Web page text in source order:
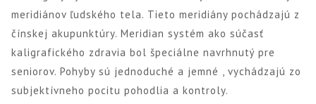
meridiánov ľudského tela. Tieto meridiány pochádzajú z
čínskej akupunktúry. Meridian systém ako súčasť
kaligrafického zdravia bol špeciálne navrhnutý pre
seniorov. Pohyby sú jednoduché a jemné , vychádzajú zo
subjektívneho pocitu pohodlia a kontroly.